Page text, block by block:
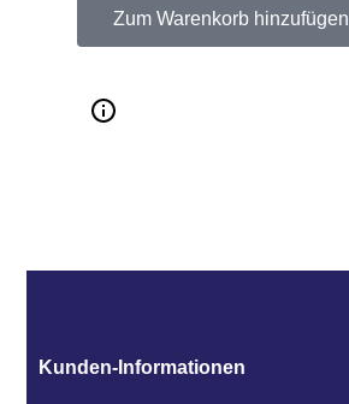
Zum Warenkorb hinzufügen
Kunden-Informationen